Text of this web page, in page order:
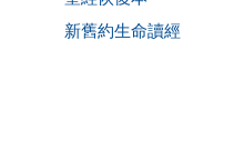
新舊約生命讀經